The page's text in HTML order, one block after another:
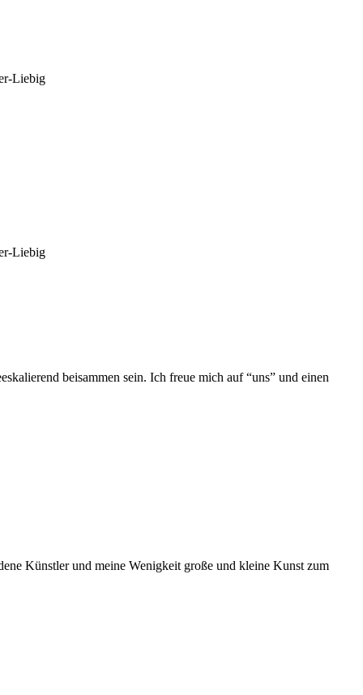
Liebig
Liebig
beisammen sein. Ich freue mich auf “uns” und einen
Künstler und meine Wenigkeit große und kleine Kunst zum